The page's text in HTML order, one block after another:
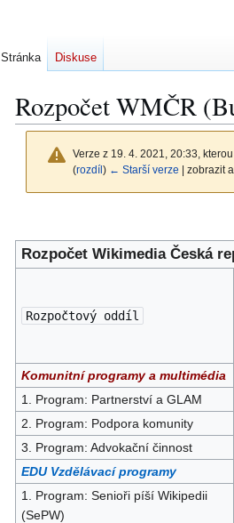
Rozpočet WMČR
Verze z 19. 4. 2021, 20:33,
(rozdíl ) ← Starší verze | zobrazit
navigaci
vyhledávání
Rozpočet Wikimedia Česká
Rozpočtový oddíl
Komunitní programy a multimédia
1. Program: Partnerství a GLAM
2. Program: Podpora komunity
3. Program: Advokační činnost
EDU Vzdělávací programy
1. Program: Senioři píší Wikipedii
(SePW)
Stránka Diskuse